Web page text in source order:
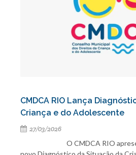
CMDCA RIO Lança
Criança e do Adolescente
27/03/2026
O CMDCA RIO